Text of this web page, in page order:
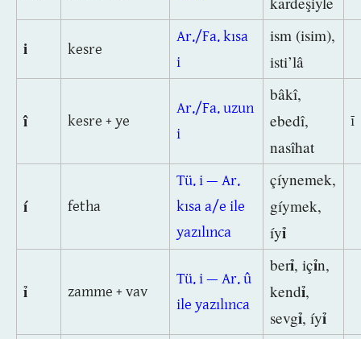
i kesre
Ar./Fa. kısa
i
ism (isim),
isti’lâ
î kesre + ye
Ar./Fa. uzun
i
bâkî,
ebedî,
nasîhat
ī
í fetha
Tü. i — Ar.
kısa a/e ile
yazılınca
çíynemek,
gíymek,
íyỉ
ỉ zamme + vav
Tü. i — Ar. û
ile yazılınca
berỉ, içỉn,
kendỉ,
sevgỉ, íyỉ